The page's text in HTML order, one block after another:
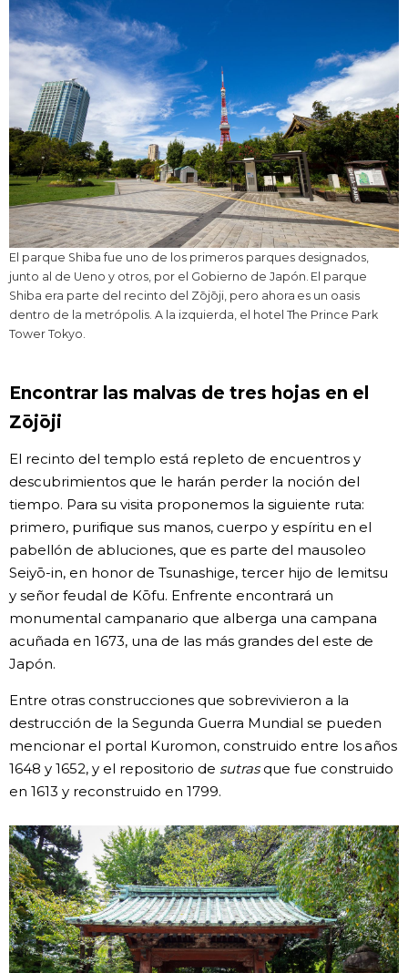
El parque Shiba fue uno de los primeros parques designados,
junto al de Ueno y otros, por el Gobierno de Japón. El parque
Shiba era parte del recinto del Zōjōji, pero ahora es un oasis
dentro de la metrópolis. A la izquierda, el hotel The Prince Park
Tower Tokyo.
Encontrar las malvas de tres hojas en el
Zōjōji
El recinto del templo está repleto de encuentros y
descubrimientos que le harán perder la noción del
tiempo. Para su visita proponemos la siguiente ruta:
primero, purifique sus manos, cuerpo y espíritu en el
pabellón de abluciones, que es parte del mausoleo
Seiyō-in, en honor de Tsunashige, tercer hijo de Iemitsu
y señor feudal de Kōfu. Enfrente encontrará un
monumental campanario que alberga una campana
acuñada en 1673, una de las más grandes del este de
Japón.
Entre otras construcciones que sobrevivieron a la
destrucción de la Segunda Guerra Mundial se pueden
mencionar el portal Kuromon, construido entre los años
1648 y 1652, y el repositorio de sutrasque fue construido
en 1613 y reconstruido en 1799.